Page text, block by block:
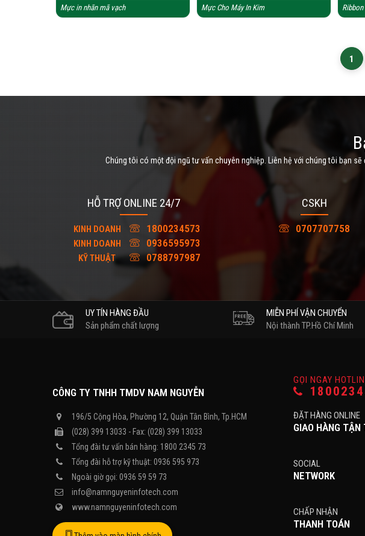
Mực in nhãn mã vạch Mực Cho Máy In Kim
1
Chúng tôi có một đội ngũ tư vấn chuyên nghiệp. Liên hệ với chúng tôi bạn
HỖ TRỢ ONLINE 24/7
KINH DOANH 1800234573
KINH DOANH 0936595973
KỸ THUẬT 0788797987
CSKH
0707707758
UY TÍN HÀNG ĐẦU
Sản phẩm chất lượng
MIỄN PHÍ VẬN CHUYỂN
Nội thành TP.Hồ Chí Minh
CÔNG TY TNHH TMDV NAM NGUYỄN
196/5 Cộng Hòa, Phường 12, Quận Tân Bình, Tp.HCM
(028) 399 13033 - Fax: (028) 399 13033
Tổng đài tư vấn bán hàng: 1800 2345 73
Tổng đài hỗ trợ kỹ thuật: 0936 595 973
Ngoài giờ gọi: 0936 59 59 73
info@namnguyeninfotech.com
www.namnguyeninfotech.com
GỌI NGAY
ĐẶT HÀNG ONLINE
GIAO HÀNG TẬN
SOCIAL
NETWORK
CHẤP NHẬN
THANH TOÁN